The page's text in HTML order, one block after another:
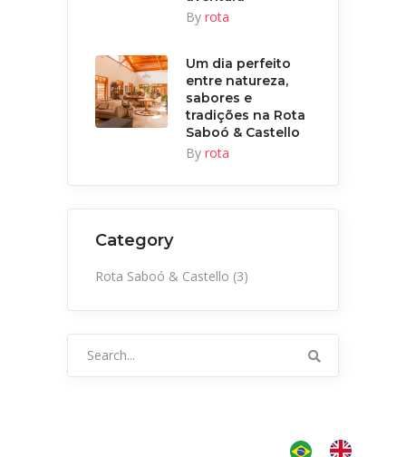
By rota
Um dia perfeito
entre natureza,
sabores e
tradições na Rota
Saboó & Castello
By rota
Category
Rota Saboó & Castello (3)